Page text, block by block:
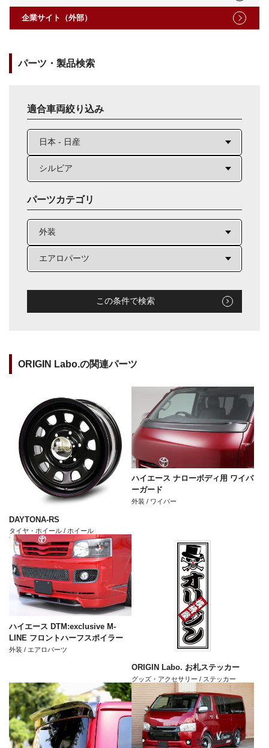
企業サイト（外部）
パーツ・製品検索
適合車両絞り込み
パーツカテゴリ
この条件で検索
ORIGIN Labo.の関連パーツ
DAYTONA-RS
タイヤ・ホイール / ホイール
ハイエース ナローボディ用 ワイパ
ーガード
外装 / ワイパー
ハイエース DTM:exclusive M-
LINE フロントハーフスポイラー
外装 / エアロパーツ
ORIGIN Labo. お札ステッカー
グッズ・アクセサリー / ステッカー